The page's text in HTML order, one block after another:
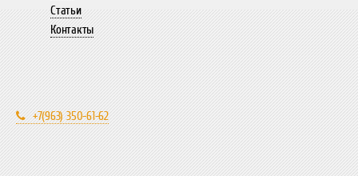
Статьи
Контакты
+7(963) 350-61-62